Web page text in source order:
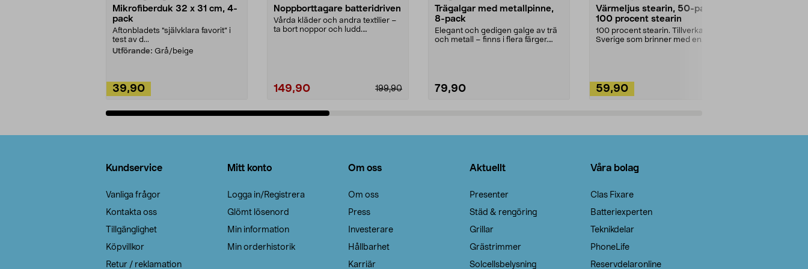
Mikrofiberduk 32 x 31 cm, 4-
pack
Aftonbladets "självklara favorit” i
test av d...
Utförande: Grå/beige
39,90
Noppborttagare batteridriven
Vårda kläder och andra textilier –
ta bort noppor och ludd.
199,90
149,90
Trägalgar med metallpinne,
8-pack
Elegant och gedigen galge av trä
och metall – finns i flera färger.
79,90
Värmeljus stearin, 50-pack,
100 procent stearin
100 procent stearin. Tillverkade i
Sverige som brinner med en
59,90
Kundservice
Vanliga frågor
Kontakta oss
Tillgänglighet
Köpvillkor
Retur / reklamation
Mitt konto
Logga in/Registrera
Glömt lösenord
Min information
Min orderhistorik
Om oss
Om oss
Press
Investerare
Hållbarhet
Karriär
Aktuellt
Presenter
Städ & rengöring
Grillar
Grästrimmer
Solcellsbelysning
Våra bolag
Clas Fixare
Batteriexperten
Teknikdelar
PhoneLife
Reservdelaronline